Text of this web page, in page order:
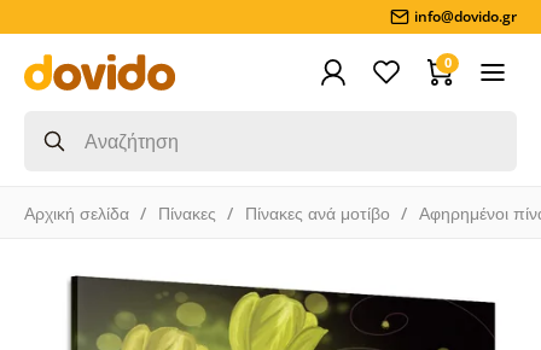
info@dovido.gr
0
Αρχική σελίδα Πίνακες Πίνακες ανά μοτίβο Αφηρημένοι